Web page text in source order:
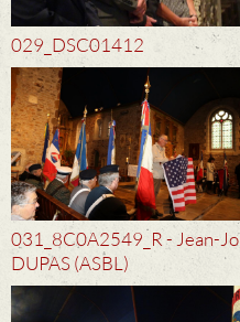
029_DSC01412
031_8C0A2549_R - Jean-Jo
DUPAS (ASBL)